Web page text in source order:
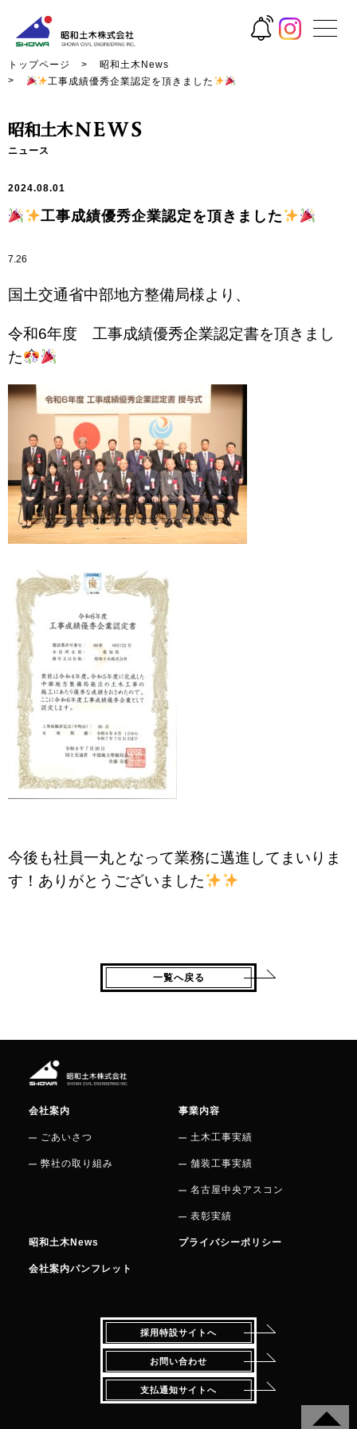
トップページ
昭和土木News
工事成績優秀企業認定を頂きました
ニュース
2024.08.01
工事成績優秀企業認定を頂きました
7.26
国土交通省中部地方整備局様より、
令和6年度 工事成績優秀企業認定書を頂きまし
た
今後も社員一丸となって業務に邁進してまいりま
す！ありがとうございました
一覧へ戻る
会社案内
ごあいさつ
弊社の取り組み
事業内容
土木工事実績
舗装工事実績
名古屋中央アスコン
表彰実績
昭和土木News プライバシーポリシー
会社案内パンフレット
採用特設サイトへ
お問い合わせ
支払通知サイトへ